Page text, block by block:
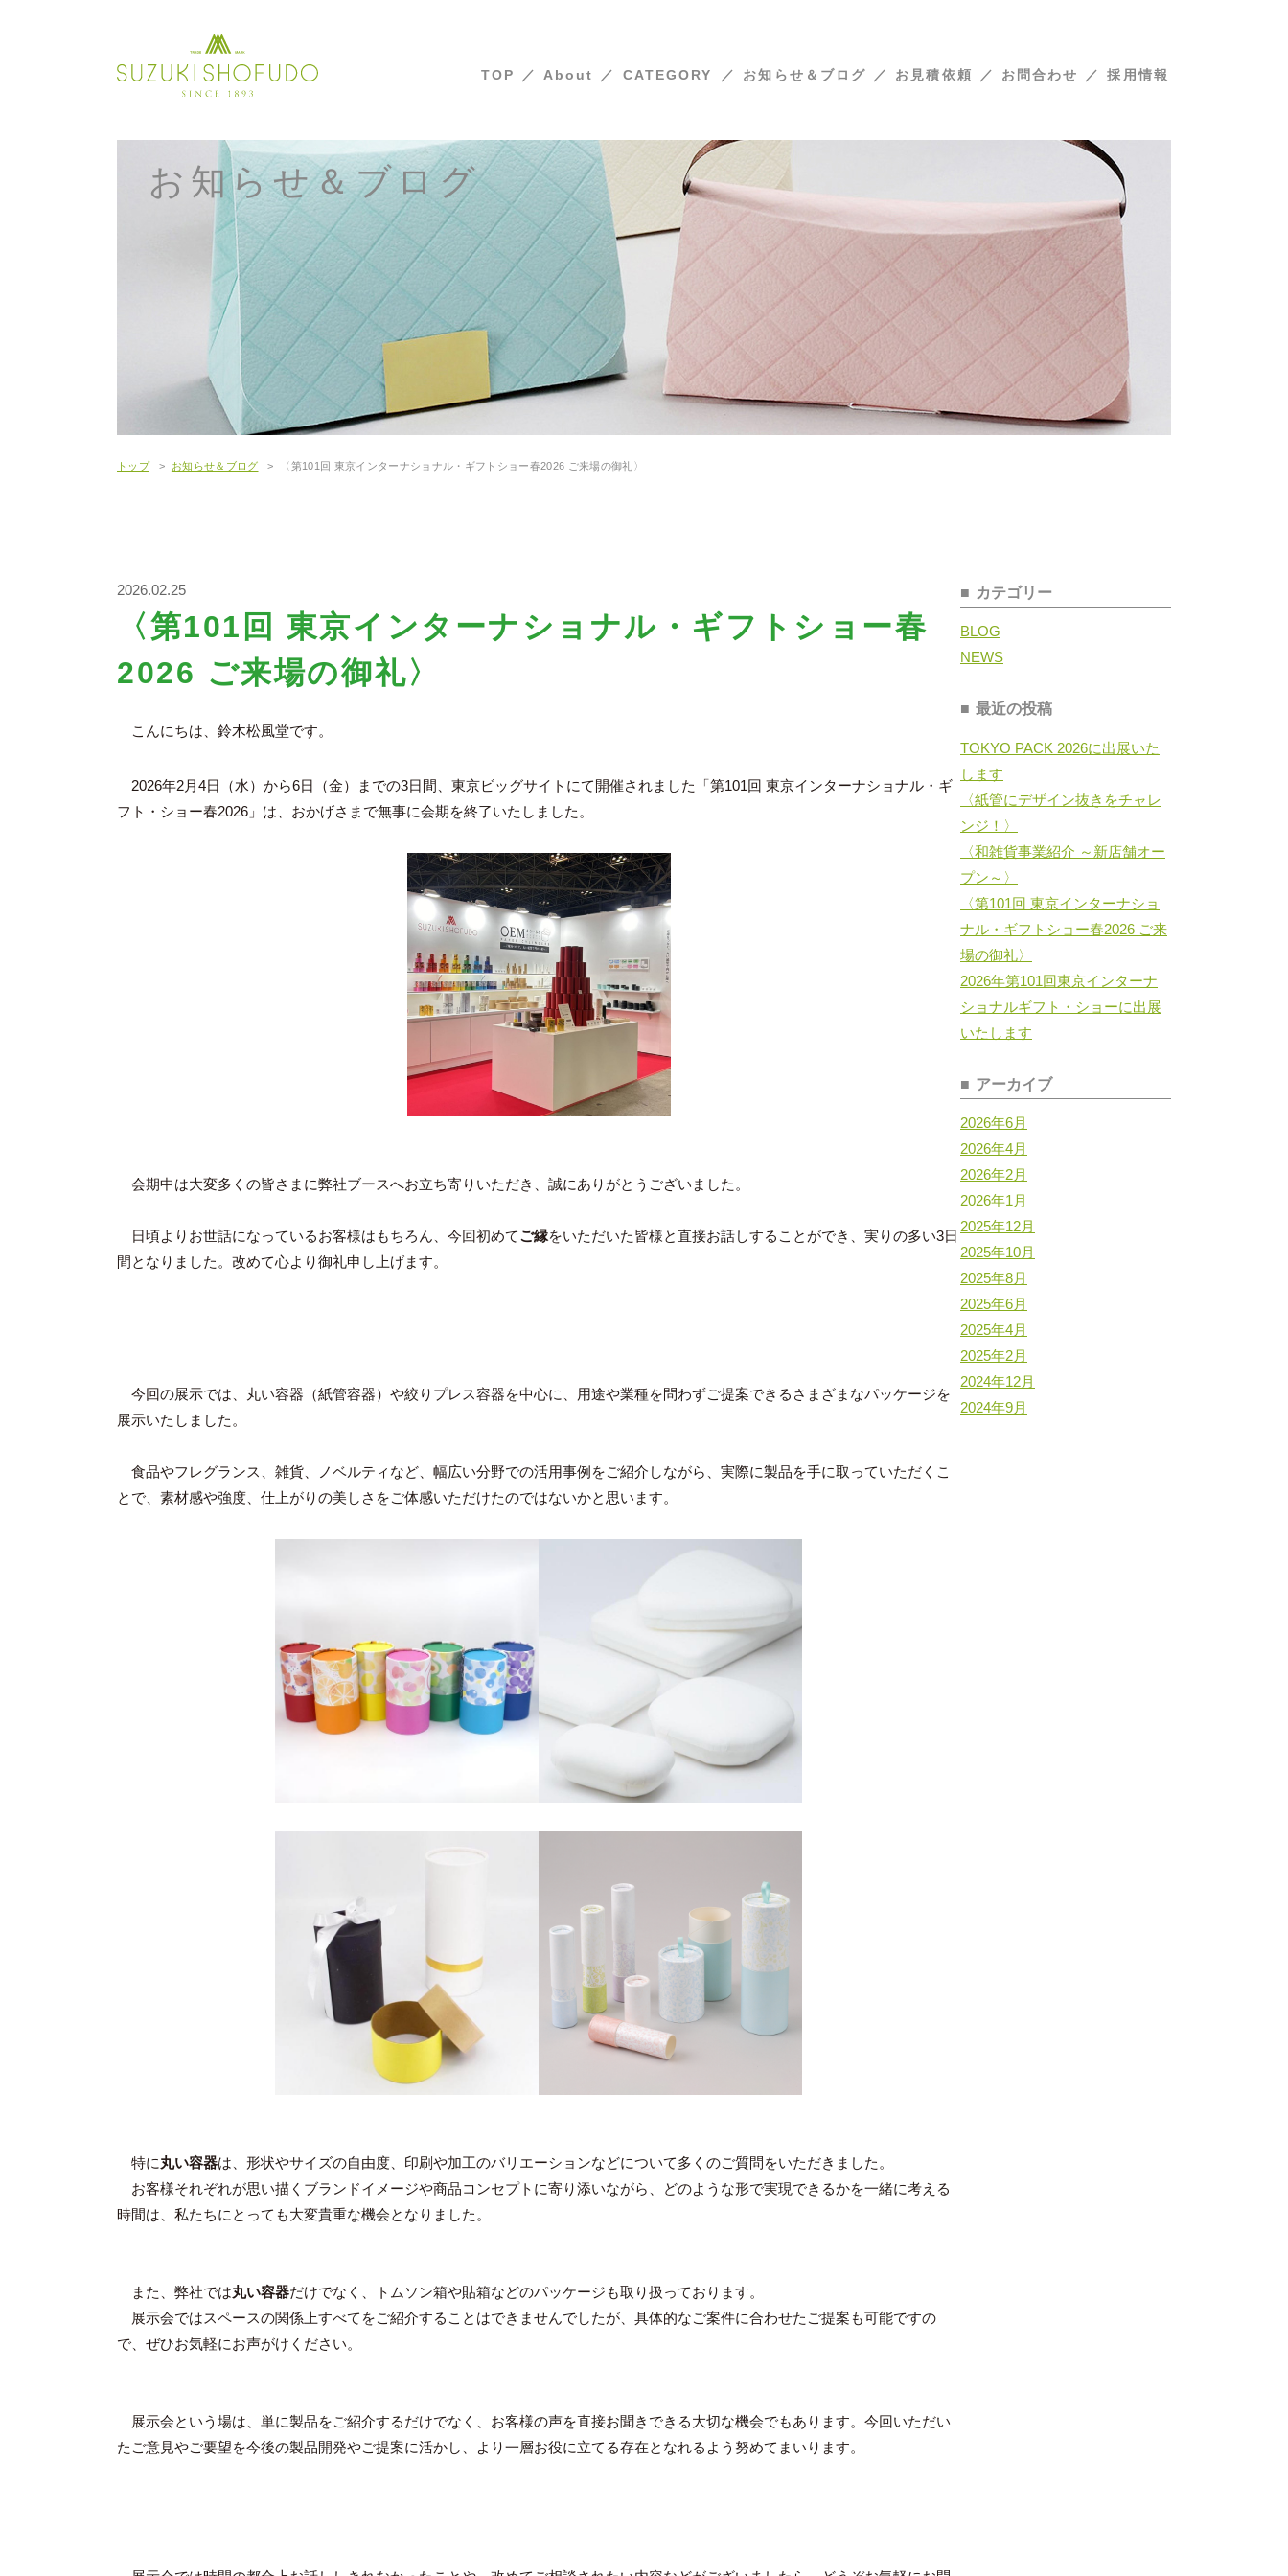
TOP About CATEGORY お知らせ＆ブログ お見積依頼 お問合わせ 採用情報
お知らせ＆ブログ
トップ お知らせ＆ブログ 〈第101回 東京インターナショナル・ギフトショー春2026 ご来場の御礼〉
2026.02.25
〈第101回 東京インターナショナル・ギフトショー春
2026 ご来場の御礼〉
こんにちは、鈴木松風堂です。
2026年2月4日（水）から6日（金）までの3日間、東京ビッグサイトにて開催されました「第101回 東京インターナショナル・ギ
フト・ショー春2026」は、おかげさまで無事に会期を終了いたしました。
会期中は大変多くの皆さまに弊社ブースへお立ち寄りいただき、誠にありがとうございました。
日頃よりお世話になっているお客様はもちろん、今回初めてご縁をいただいた皆様と直接お話しすることができ、実りの多い3日
間となりました。改めて心より御礼申し上げます。
今回の展示では、丸い容器（紙管容器）や絞りプレス容器を中心に、用途や業種を問わずご提案できるさまざまなパッケージを
展示いたしました。
食品やフレグランス、雑貨、ノベルティなど、幅広い分野での活用事例をご紹介しながら、実際に製品を手に取っていただくこ
とで、素材感や強度、仕上がりの美しさをご体感いただけたのではないかと思います。
特に丸い容器は、形状やサイズの自由度、印刷や加工のバリエーションなどについて多くのご質問をいただきました。
お客様それぞれが思い描くブランドイメージや商品コンセプトに寄り添いながら、どのような形で実現できるかを一緒に考える
時間は、私たちにとっても大変貴重な機会となりました。
また、弊社では丸い容器だけでなく、トムソン箱や貼箱などのパッケージも取り扱っております。
展示会ではスペースの関係上すべてをご紹介することはできませんでしたが、具体的なご案件に合わせたご提案も可能ですの
で、ぜひお気軽にお声がけください。
展示会という場は、単に製品をご紹介するだけでなく、お客様の声を直接お聞きできる大切な機会でもあります。今回いただい
たご意見やご要望を今後の製品開発やご提案に活かし、より一層お役に立てる存在となれるよう努めてまいります。
カテゴリー
BLOG
NEWS
最近の投稿
TOKYO PACK 2026に出展いた
します
〈紙管にデザイン抜きをチャレ
ンジ！〉
〈和雑貨事業紹介 ～新店舗オー
プン～〉
〈第101回 東京インターナショ
ナル・ギフトショー春2026 ご来
場の御礼〉
2026年第101回東京インターナ
ショナルギフト・ショーに出展
いたします
アーカイブ
2026年6月
2026年4月
2026年2月
2026年1月
2025年12月
2025年10月
2025年8月
2025年6月
2025年4月
2025年2月
2024年12月
2024年9月